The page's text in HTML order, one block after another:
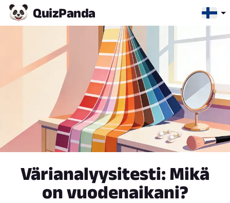
QuizPanda
Värianalyysitesti: Mikä
on vuodenaikani?